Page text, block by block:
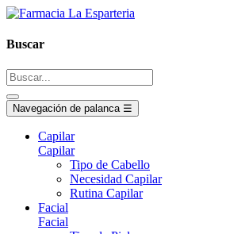
Buscar
Navegación de palanca ☰
Capilar
Capilar
Tipo de Cabello
Necesidad Capilar
Rutina Capilar
Facial
Facial